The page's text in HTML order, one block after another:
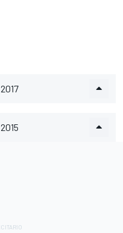
2017
2015